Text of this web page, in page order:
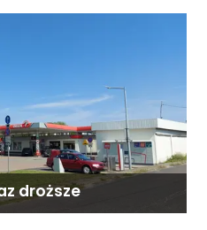
droższe